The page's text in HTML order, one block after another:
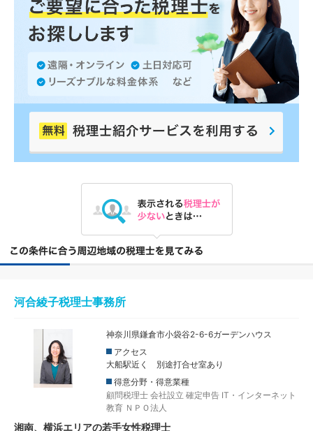
河合綾子税理士事務所
神奈川県鎌倉市小袋谷2-6-6ガーデンハウス
アクセス
大船駅近く 別途打合せ室あり
得意分野・得意業種
顧問税理士 会社設立 確定申告 IT・インターネット
教育 ＮＰＯ法人
湘南、横浜エリアの若手女性税理士